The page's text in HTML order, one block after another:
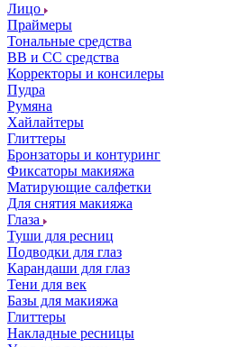
Лицо
Праймеры
Тональные средства
ВВ и СС средства
Корректоры и консилеры
Пудра
Румяна
Хайлайтеры
Глиттеры
Бронзаторы и контуринг
Фиксаторы макияжа
Матирующие салфетки
Для снятия макияжа
Глаза
Туши для ресниц
Подводки для глаз
Карандаши для глаз
Тени для век
Базы для макияжа
Глиттеры
Накладные ресницы